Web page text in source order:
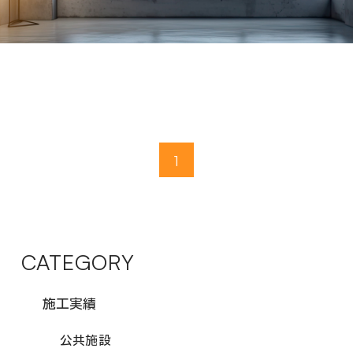
1
CATEGORY
施工実績
公共施設